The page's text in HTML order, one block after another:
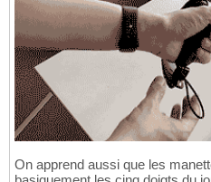
On apprend aussi que les